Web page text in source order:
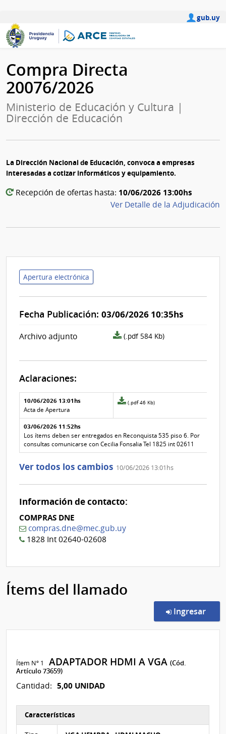
gub.uy
Compra Directa
20076/2026
Ministerio de Educación y Cultura |
Dirección de Educación
La Dirección Nacional de Educación, convoca a empresas
interesadas a cotizar informáticos y equipamiento.
Recepción de ofertas hasta: 10/06/2026 13:00hs
Ver Detalle de la Adjudicación
Apertura electrónica
Fecha Publicación: 03/06/2026 10:35hs
Archivo adjunto
archivo
(.pdf 584 Kb)
Aclaraciones:
Aclaraciones del llamado
Fecha y
texto de
la
aclaración
Archivo
de la
aclaración
10/06/2026 13:01hs
Acta de Apertura
Archivo
de
aclaración
Nº
1
(.pdf 46 Kb)
03/06/2026 11:52hs
Los ítems deben ser entregados en Reconquista 535 piso 6. Por
consultas comunicarse con Cecilia Fonsalia Tel 1825 int 02611
Ver todos los cambios 10/06/2026 13:01hs
Información de contacto:
COMPRAS DNE
compras.dne@mec.gub.uy
1828 Int 02640-02608
Ítems del llamado
Ingresar
Ítem Nº 1 ADAPTADOR HDMI A VGA(Cód.
Artículo 73659)
Cantidad: 5,00 UNIDAD
Características